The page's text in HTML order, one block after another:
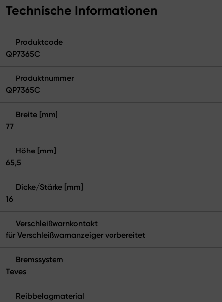
Technische Informationen
Produktcode
QP7365C
Produktnummer
QP7365C
Breite [mm]
77
Höhe [mm]
65,5
Dicke/Stärke [mm]
16
Verschleißwarnkontakt
für Verschleißwarnanzeiger vorbereitet
Bremssystem
Teves
Reibbelagmaterial